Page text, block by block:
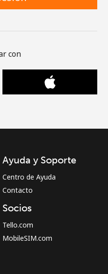
con
Ayuda y Soporte
Centro de Ayuda
Contacto
Socios
Tello.com
MobileSIM.com